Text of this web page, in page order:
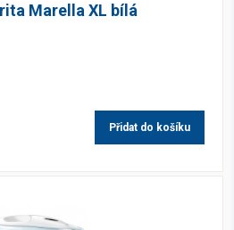
Marella XL bílá
Přidat do košíku